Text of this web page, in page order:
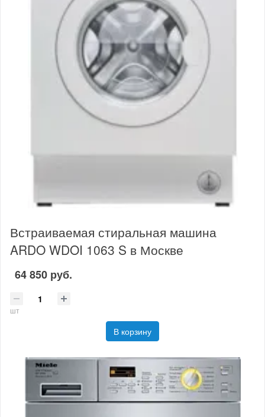
Встраиваемая стиральная машина
ARDO WDOI 1063 S в Москве
64 850 руб.
шт
В корзину